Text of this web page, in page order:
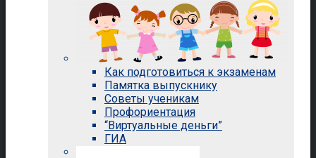
Как подготовиться к экзаменам
Памятка выпускнику
Советы ученикам
Профориентация
“Виртуальные деньги”
ГИА